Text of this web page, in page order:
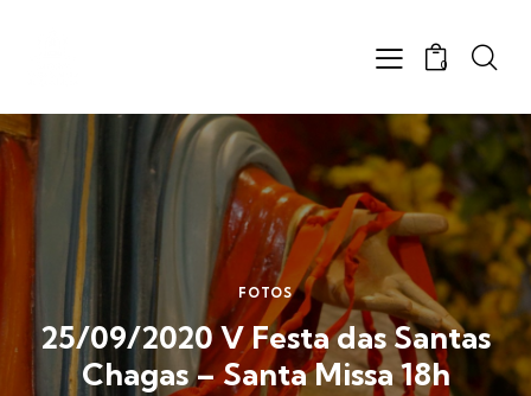
0
FOTOS
25/09/2020 V Festa das Santas
Chagas – Santa Missa 18h